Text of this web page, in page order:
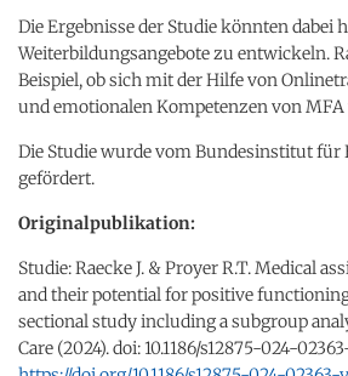
Die Ergebnisse der Studie könnten dabei
Weiterbildungsangebote zu entwickeln.
Beispiel, ob sich mit der Hilfe von
und emotionalen Kompetenzen von MFA
Die Studie wurde vom Bundesinstitut für
gefördert.
Originalpublikation:
Studie: Raecke J. & Proyer R.T. Medical
and their potential for positive
sectional study including a subgroup
Care (2024). doi: 10.1186/s12875-024-